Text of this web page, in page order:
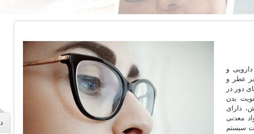
و
عطر و
دور در
بدن
دارای
معدنی
سیستم